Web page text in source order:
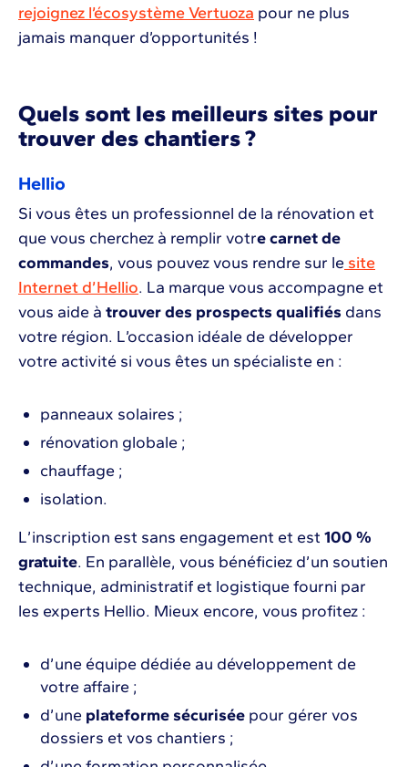
rejoignez l’écosystème Vertuoza pour ne plus
jamais manquer d’opportunités !
Quels sont les meilleurs sites pour
trouver des chantiers ?
Hellio
Si vous êtes un professionnel de la rénovation et
que vous cherchez à remplir votre carnet de
commandes, vous pouvez vous rendre sur le site
Internet d’Hellio. La marque vous accompagne et
vous aide à trouver des prospects qualifiés dans
votre région. L’occasion idéale de développer
votre activité si vous êtes un spécialiste en :
panneaux solaires ;
rénovation globale ;
chauffage ;
isolation.
L’inscription est sans engagement et est 100 %
gratuite. En parallèle, vous bénéficiez d’un soutien
technique, administratif et logistique fourni par
les experts Hellio. Mieux encore, vous profitez :
d’une équipe dédiée au développement de
votre affaire ;
d’une plateforme sécurisée pour gérer vos
dossiers et vos chantiers ;